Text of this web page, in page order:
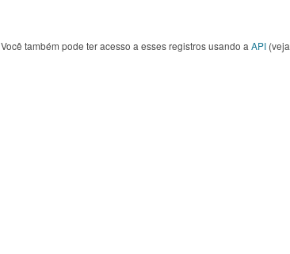
Você também pode ter acesso a esses registros usando a API (veja